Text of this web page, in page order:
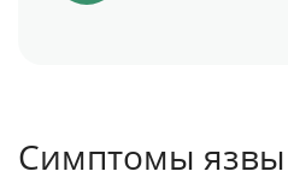
Симптомы язвы